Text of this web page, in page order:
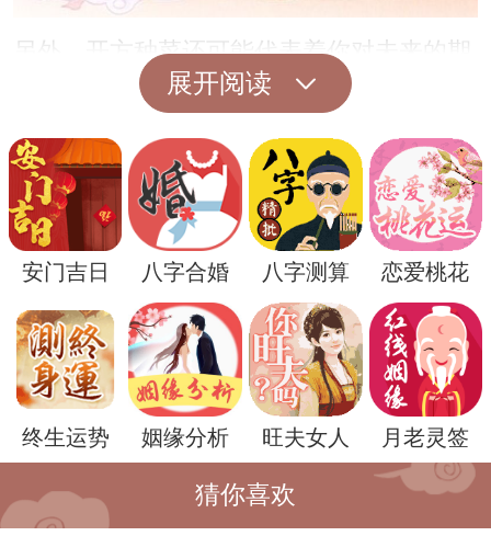
另外，开方种菜还可能代表着你对未来的期
许和渴望。在梦境中，这种劳作和耕耘可能
是一种内心的表达，代表着你对未来生活的
向往和憧憬。也许你正怀揣着新的梦想和目
标，梦中的开方种菜就是一种积极的心灵映
射。
此外，根据周公解梦的解释，梦到开方种菜
也可能意味着你对自己内心的成长和稳固深
信不疑。培养和种植植物需要耐心和坚持，
这在梦境中可能代表着你对自己内心成长的
自信和坚定。也许梦中的开方种菜，是一种
自我激励和自我觉醒的表现。
展开阅读
安门吉日 八字合婚 八字测算 恋爱桃花
终生运势 姻缘分析 旺夫女人 月老灵签
猜你喜欢